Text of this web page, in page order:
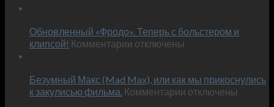
–
и
KeyOne
Обновленный «Фродо». Теперь с больстером и
клипсой! Комментарии к
«Фродо».
Теперь
отключены
Безумный Макс (Mad Max), или как мы прикоснулись
к закулисью фильма. Комментарии котключены